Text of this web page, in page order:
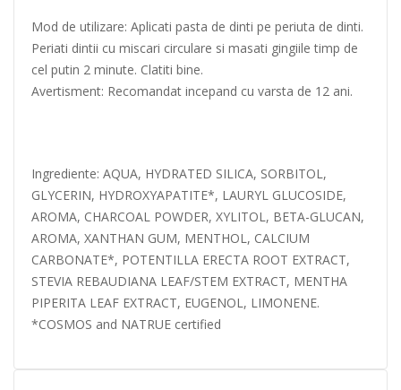
Mod de utilizare: Aplicati pasta de dinti pe periuta de dinti.
Periati dintii cu miscari circulare si masati gingiile timp de
cel putin 2 minute. Clatiti bine.
Avertisment: Recomandat incepand cu varsta de 12 ani.
Ingrediente: AQUA, HYDRATED SILICA, SORBITOL,
GLYCERIN, HYDROXYAPATITE*, LAURYL GLUCOSIDE,
AROMA, CHARCOAL POWDER, XYLITOL, BETA-GLUCAN,
AROMA, XANTHAN GUM, MENTHOL, CALCIUM
CARBONATE*, POTENTILLA ERECTA ROOT EXTRACT,
STEVIA REBAUDIANA LEAF/STEM EXTRACT, MENTHA
PIPERITA LEAF EXTRACT, EUGENOL, LIMONENE.
*COSMOS and NATRUE certified